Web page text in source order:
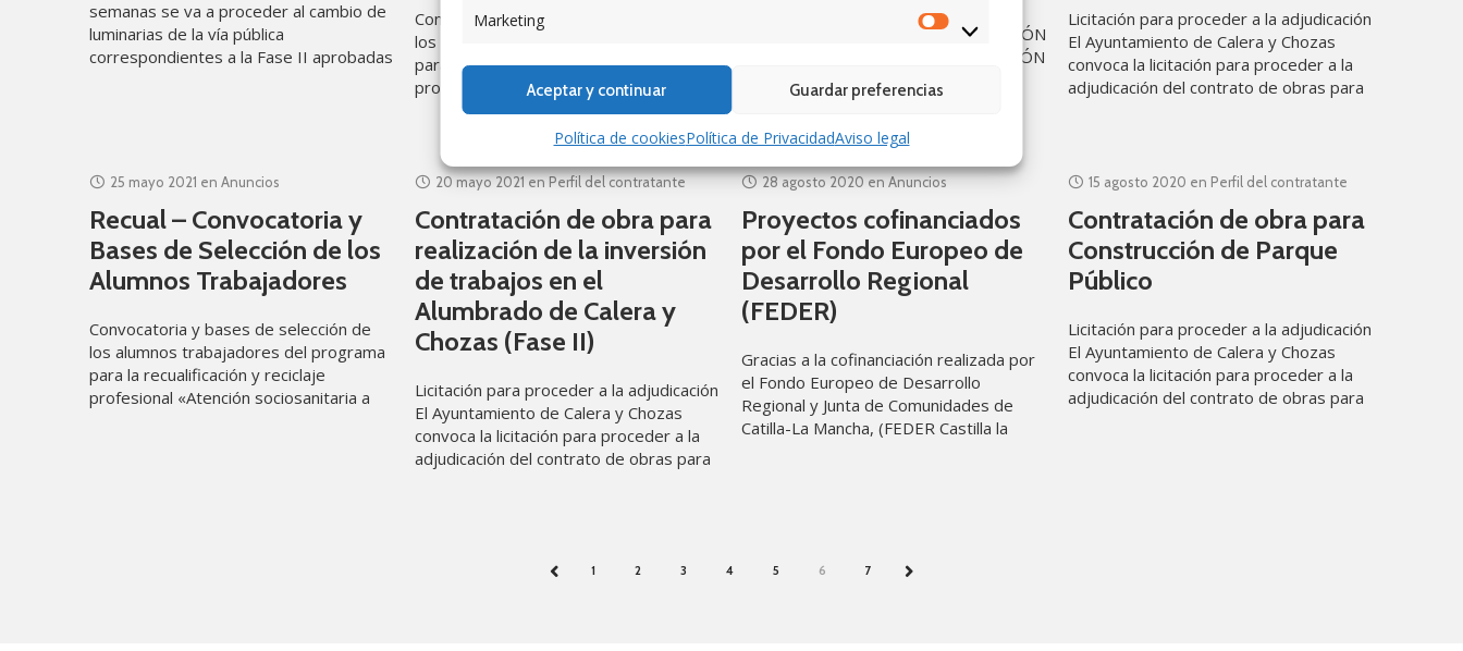
Marketing
Marketing
Aceptar y continuar Guardar preferencias
Política de cookiesPolítica de PrivacidadAviso legal
semanas se va a proceder al cambio de
luminarias de la vía pública
correspondientes a la Fase II aprobadas
Convocatoria y bases de selección de
los alumnos trabajadores del programa
para la recualificación y reciclaje
profesional «Atención sociosanitaria a
personas dependientes en instituciones
sociales» promovido por el
Ayuntamiento de
SELECCIÓN DEL PERSONAL DEL
PROGRAMA PARA LA RECUALIFICACIÓN
Y RECICLAJE PROFESIONAL «ATENCIÓN
SOCIOSANITARIA A PERSONAS
DEPENDIENTES EN INSTITUCIONES
AYUNTAMIENTO DE CALERA Y
Licitación para proceder a la adjudicación
El Ayuntamiento de Calera y Chozas
convoca la licitación para proceder a la
adjudicación del contrato de obras para
25 mayo 2021 en Anuncios
Recual – Convocatoria y
Bases de Selección de los
Alumnos Trabajadores
Convocatoria y bases de selección de
los alumnos trabajadores del programa
para la recualificación y reciclaje
profesional «Atención sociosanitaria a
20 mayo 2021en Perfil del contratante
Contratación de obra para
realización de la inversión
de trabajos en el
Alumbrado de Calera y
Chozas (Fase II)
Licitación para proceder a la adjudicación
El Ayuntamiento de Calera y Chozas
convoca la licitación para proceder a la
adjudicación del contrato de obras para
28 agosto 2020enAnuncios
Proyectos cofinanciados
por el Fondo Europeo de
Desarrollo Regional
(FEDER)
Gracias a la cofinanciación realizada por
el Fondo Europeo de Desarrollo
Regional y Junta de Comunidades de
Catilla-La Mancha, (FEDER Castilla la
15 agosto 2020 en Perfil del contratante
Contratación de obra para
Construcción de Parque
Público
Licitación para proceder a la adjudicación
El Ayuntamiento de Calera y Chozas
convoca la licitación para proceder a la
adjudicación del contrato de obras para
1 2 3 4 5 6 7 NEXT